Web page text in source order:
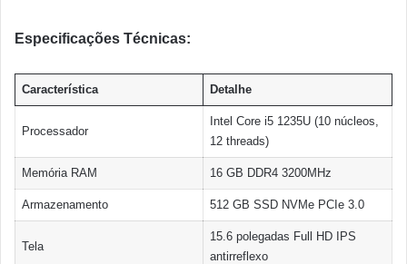
Especificações Técnicas:
Característica Detalhe
Processador
Intel Core i5 1235U (10 núcleos,
12 threads)
Memória RAM 16 GB DDR4 3200MHz
Armazenamento 512 GB SSD NVMe PCIe 3.0
Tela
15.6 polegadas Full HD IPS
antirreflexo